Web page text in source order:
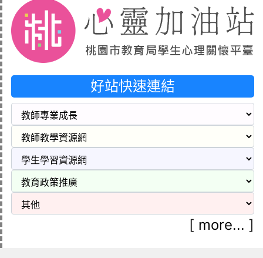
好站快速連結
[ more... ]